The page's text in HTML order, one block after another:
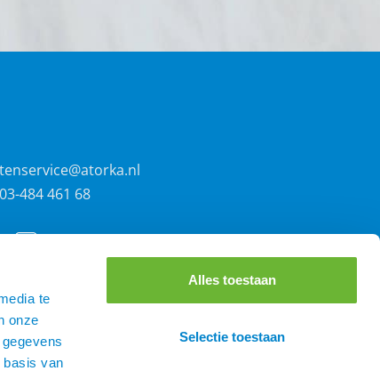
te
onze
basis van
Alles toestaan
Selectie toestaan
484 461 68